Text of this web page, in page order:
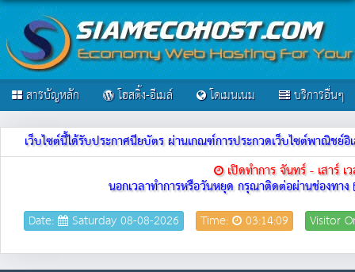
สารบัญหลัก โฮสติ้ง-อีเมล์ โดเมนเนม บริการอื่นๆ
เว็บไซต์นี้ได้รับประกาศนียบัตร ผ่านเกณฑ์การประกวดเว็บไซต์พาณิช
เปิดทำการ จันทร์ - เสาร์
นอกเวลาทำการหรือวันหยุด กรุณาติดต่อผ่านช่องทาง
Date: Saturday 08-08-2026 Time: 03:14:09 Visitor